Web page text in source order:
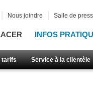
INFOS
tarifs Service à la clientèle
Nous joindre Salle de